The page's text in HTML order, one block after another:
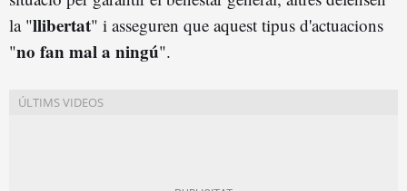
la "llibertat" i asseguren que aquest tipus d'actuacions
"no fan mal a ningú".